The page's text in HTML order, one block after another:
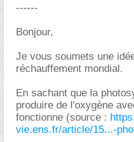
------
Bonjour,
Je vous soumets une
réchauffement mondial.
En sachant que la
produire de l'oxygène
fonctionne (source :
vie.ens.fr/article/15...-